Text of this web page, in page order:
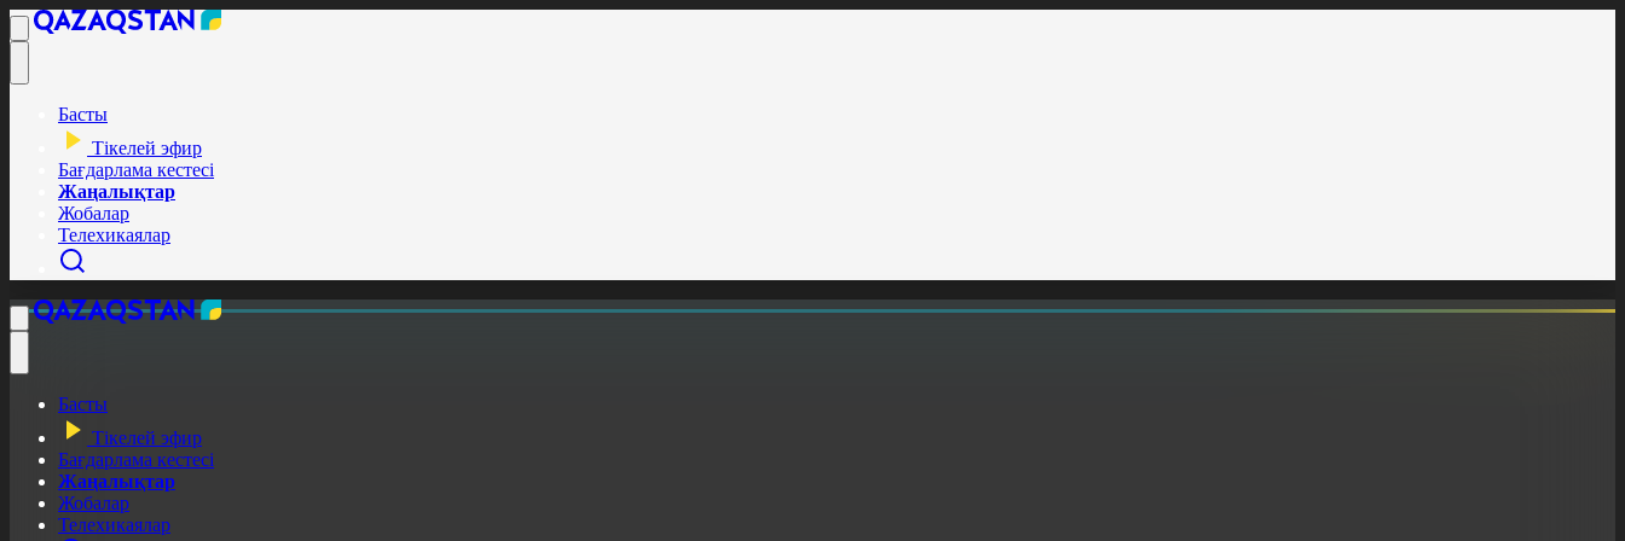
Басты
Тікелей эфир
Бағдарлама кестесі
Жаңалықтар
Жобалар
Телехикаялар
Басты
Тікелей эфир
Бағдарлама кестесі
Жаңалықтар
Жобалар
Телехикаялар